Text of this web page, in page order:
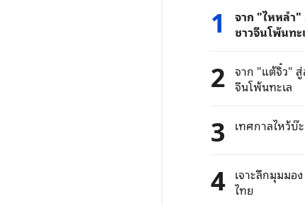
1
จาก "ไหหลํา"
ชาวจีนโพ้นทะ
2 จาก "แต้จิ๋ว" สู่
จีนโพ้นทะเล
3 เทศกาลไหว้บ๊
4 เจาะลึกมุมมอ
ไทย